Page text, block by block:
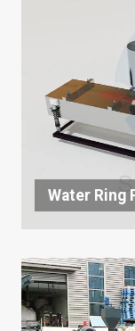
Water Ring